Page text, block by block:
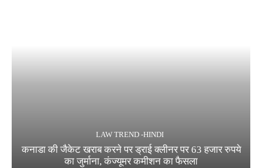
LAW TREND -HINDI
कनाडा की जैकेट खराब करने पर ड्राई क्लीनर पर 63 हजार रुपये
का जुर्माना, कंज्यूमर कमीशन का फैसला